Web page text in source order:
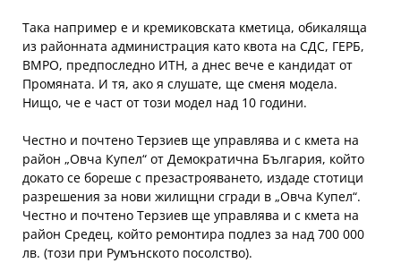
Така например е и кремиковската кметица, обикаляща
из районната администрация като квота на СДС, ГЕРБ,
ВМРО, предпоследно ИТН, а днес вече е кандидат от
Промяната. И тя, ако я слушате, ще сменя модела.
Нищо, че е част от този модел над 10 години.
Честно и почтено Терзиев ще управлява и с кмета на
район „Овча Купел“ от Демократична България, който
докато се бореше с презастрояването, издаде стотици
разрешения за нови жилищни сгради в „Овча Купел“.
Честно и почтено Терзиев ще управлява и с кмета на
район Средец, който ремонтира подлез за над 700 000
лв. (този при Румънското посолство).